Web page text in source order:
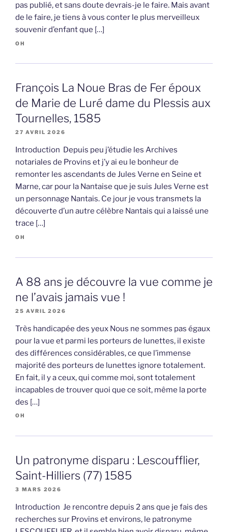
pas publié, et sans doute devrais-je le faire. Mais avant
de le faire, je tiens à vous conter le plus merveilleux
souvenir d’enfant que […]
OH
François La Noue Bras de Fer époux
de Marie de Luré dame du Plessis aux
Tournelles, 1585
27 AVRIL 2026
Introduction Depuis peu j’étudie les Archives
notariales de Provins et j’y ai eu le bonheur de
remonter les ascendants de Jules Verne en Seine et
Marne, car pour la Nantaise que je suis Jules Verne est
un personnage Nantais. Ce jour je vous transmets la
découverte d’un autre célèbre Nantais qui a laissé une
trace […]
OH
A 88 ans je découvre la vue comme je
ne l’avais jamais vue !
25 AVRIL 2026
Très handicapée des yeux Nous ne sommes pas égaux
pour la vue et parmi les porteurs de lunettes, il existe
des différences considérables, ce que l’immense
majorité des porteurs de lunettes ignore totalement.
En fait, il y a ceux, qui comme moi, sont totalement
incapables de trouver quoi que ce soit, même la porte
des […]
OH
Un patronyme disparu : Lescoufflier,
Saint-Hilliers (77) 1585
3 MARS 2026
Introduction Je rencontre depuis 2 ans que je fais des
recherches sur Provins et environs, le patronyme